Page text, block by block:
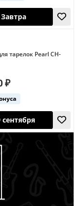
Завтра
тарелок Pearl CH-
₽